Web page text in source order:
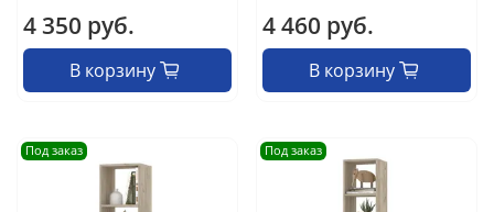
4 350 руб.
В корзину
4 460 руб.
В корзину
Под заказ Под заказ